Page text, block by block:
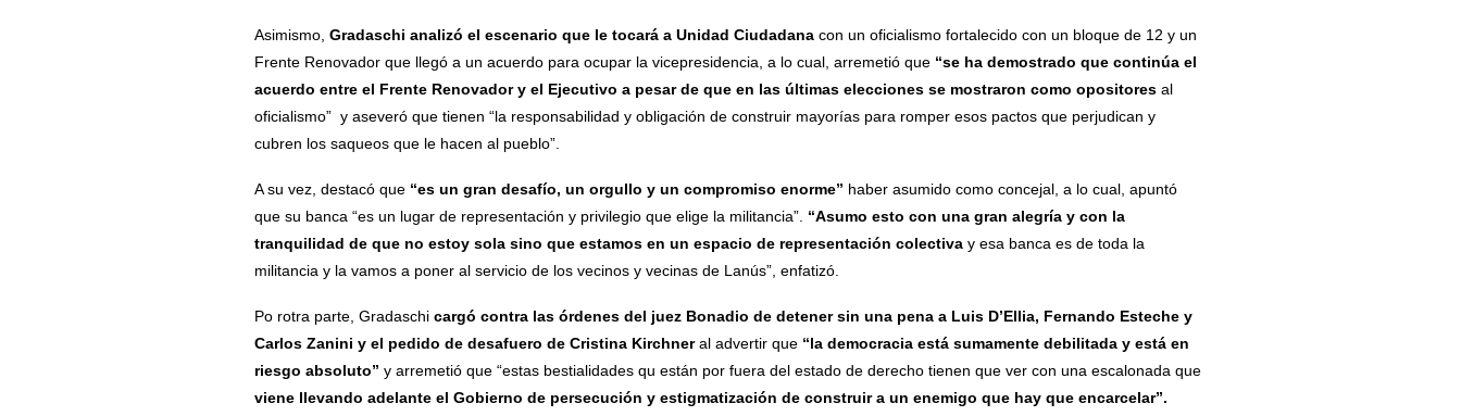
Asimismo, Gradaschi analizó el escenario que le tocará a Unidad Ciudadanacon un oficialismo fortalecido con un bloque de 12 y un
Frente Renovador que llegó a un acuerdo para ocupar la vicepresidencia, a lo cual, arremetió que “se ha demostrado que continúa el
acuerdo entre el Frente Renovador y el Ejecutivo a pesar de que en las últimas elecciones se mostraron como opositoresal
oficialismo” y aseveró que tienen “la responsabilidad y obligación de construir mayorías para romper esos pactos que perjudican y
cubren los saqueos que le hacen al pueblo”.
A su vez, destacó que “es un gran desafío, un orgullo y un compromiso enorme” haber asumido como concejal, a lo cual, apuntó
que su banca “es un lugar de representación y privilegio que elige la militancia”. “Asumo esto con una gran alegría y con la
tranquilidad de que no estoy sola sino que estamos en un espacio de representación colectivay esa banca es de toda la
militancia y la vamos a poner al servicio de los vecinos y vecinas de Lanús”, enfatizó.
Po rotra parte, Gradaschi cargó contra las órdenes del juez Bonadio de detener sin una pena a Luis D’Ellia, Fernando Esteche y
Carlos Zanini y el pedido de desafuero de Cristina Kirchneral advertir que “la democracia está sumamente debilitada y está en
riesgo absoluto” y arremetió que “estas bestialidades qu están por fuera del estado de derecho tienen que ver con una escalonada que
viene llevando adelante el Gobierno de persecución y estigmatización de construir a un enemigo que hay que encarcelar”.